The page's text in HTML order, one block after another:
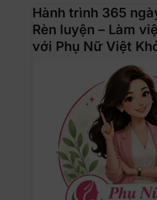
Hành trình 365
Rèn luyện – Làm
với Phụ Nữ Việt